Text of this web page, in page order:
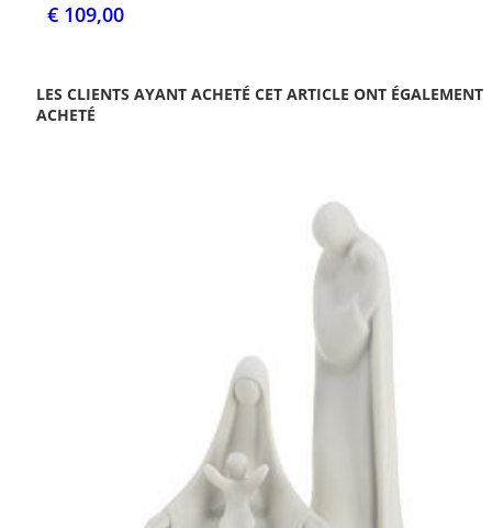
€ 109,00
LES CLIENTS AYANT ACHETÉ CET ARTICLE ONT ÉGALEMENT
ACHETÉ